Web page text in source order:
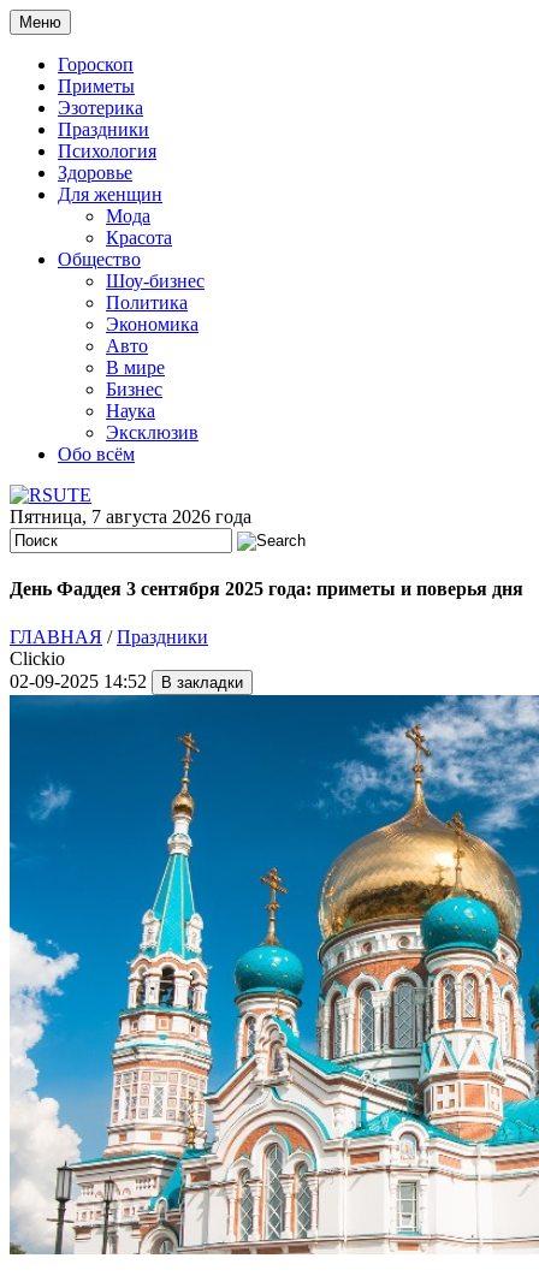
Меню
Гороскоп
Приметы
Эзотерика
Праздники
Психология
Здоровье
Для женщин
Мода
Красота
Общество
Шоу-бизнес
Политика
Экономика
Авто
В мире
Бизнес
Наука
Эксклюзив
Обо всём
Пятница, 7 августа 2026 года
День Фаддея 3 сентября 2025 года: приметы и поверья дня
ГЛАВНАЯ /Праздники
Clickio
02-09-2025 14:52